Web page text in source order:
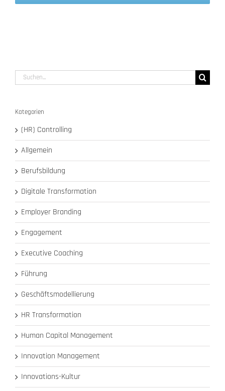
Suche
nach:
Kategorien
(HR) Controlling
Allgemein
Berufsbildung
Digitale Transformation
Employer Branding
Engagement
Executive Coaching
Führung
Geschäftsmodellierung
HR Transformation
Human Capital Management
Innovation Management
Innovations-Kultur